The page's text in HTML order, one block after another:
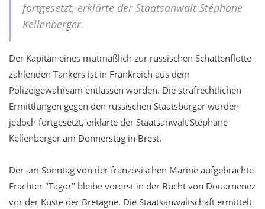
fortgesetzt, erklärte der Staatsanwalt Stéphane
Kellenberger.
Der Kapitän eines mutmaßlich zur russischen Schattenflotte
zählenden Tankers ist in Frankreich aus dem
Polizeigewahrsam entlassen worden. Die strafrechtlichen
Ermittlungen gegen den russischen Staatsbürger würden
jedoch fortgesetzt, erklärte der Staatsanwalt Stéphane
Kellenberger am Donnerstag in Brest.
Der am Sonntag von der französischen Marine aufgebrachte
Frachter "Tagor" bleibe vorerst in der Bucht von Douarnenez
vor der Küste der Bretagne. Die Staatsanwaltschaft ermittelt